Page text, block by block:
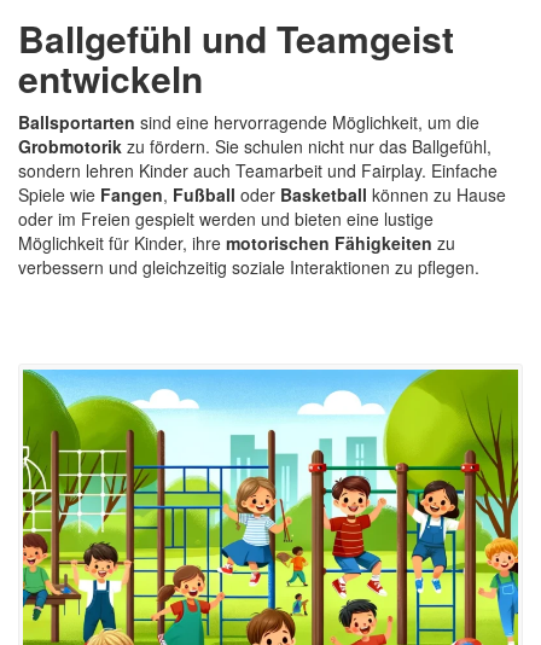
Ballgefühl und Teamgeist
entwickeln
Ballsportarten sind eine hervorragende Möglichkeit, um die
Grobmotorik zu fördern. Sie schulen nicht nur das Ballgefühl,
sondern lehren Kinder auch Teamarbeit und Fairplay. Einfache
Spiele wie Fangen, Fußball oder Basketball können zu Hause
oder im Freien gespielt werden und bieten eine lustige
Möglichkeit für Kinder, ihre motorischen Fähigkeiten zu
verbessern und gleichzeitig soziale Interaktionen zu pflegen.